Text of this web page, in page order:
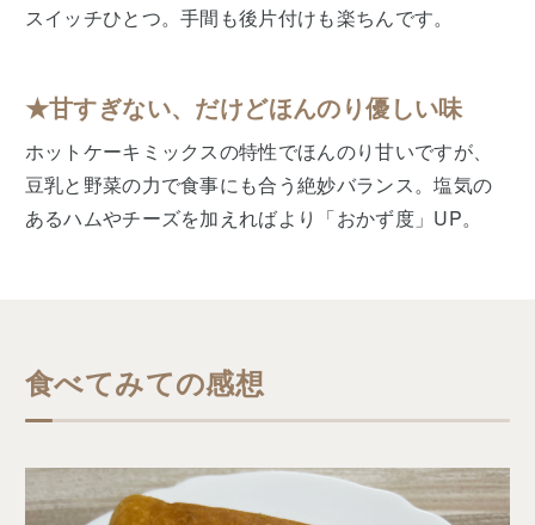
スイッチひとつ。手間も後片付けも楽ちんです。
★甘すぎない、だけどほんのり優しい味
ホットケーキミックスの特性でほんのり甘いですが、
豆乳と野菜の力で食事にも合う絶妙バランス。塩気の
あるハムやチーズを加えればより「おかず度」UP。
食べてみての感想